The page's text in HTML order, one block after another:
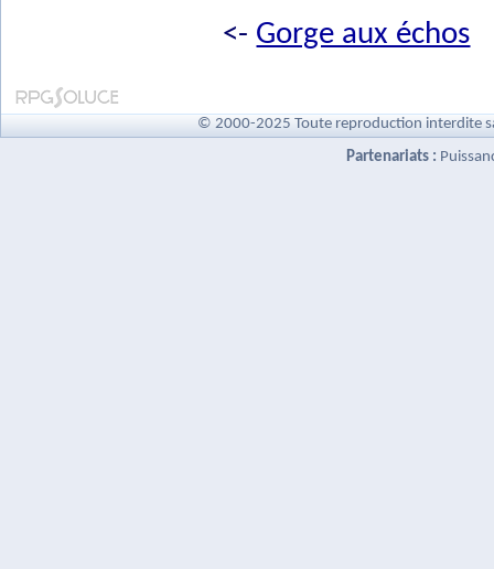
<- Gorge aux échos
© 2000-2025 Toute reproduction interdite
Partenariats :